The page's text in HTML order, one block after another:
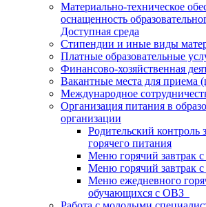
Материально-техническое
оснащенность
Доступная среда
Стипендии и иные виды
Платные образовательные
Финансово-хозяйственная
Вакантные места для приема
Международное
Организация питания в
организации
Родительский контроль
горячего питания
Меню горячий завтрак с
Меню горячий завтрак с
Меню ежедневного
обучающихся с ОВЗ